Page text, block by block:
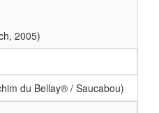
2005)
du Bellay® / Saucabou)